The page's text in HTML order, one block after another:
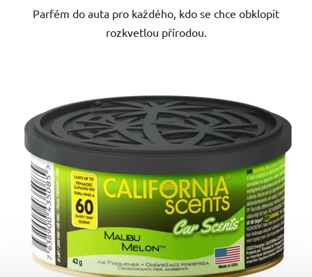
Parfém do auta pro každého, kdo se chce obklopit
rozkvetlou přírodou.